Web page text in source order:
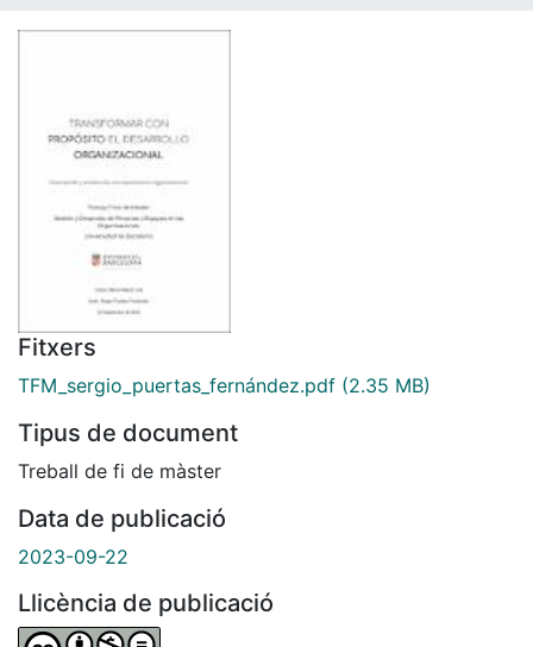
Fitxers
TFM_sergio_puertas_fernández.pdf (2.35 MB)
Tipus de document
Treball de fi de màster
Data de publicació
2023-09-22
Llicència de publicació